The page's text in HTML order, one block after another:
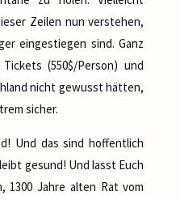
Zeilen nun verstehen,
eingestiegen sind. Ganz
(550$/Person) und
nicht gewusst hätten,
sicher.
Und das sind hoffentlich
gesund! Und lasst Euch
1300 Jahre alten Rat vom